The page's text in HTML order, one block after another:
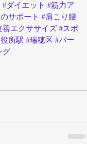
#ダイエット #筋力ア
サポート #肩こり腰
エクササイズ #スポ
所駅#瑞穂区 #パー
グ